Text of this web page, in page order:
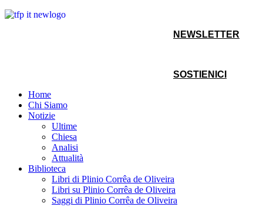
NEWSLETTER
SOSTIENICI
Home
Chi Siamo
Notizie
Ultime
Chiesa
Analisi
Attualità
Biblioteca
Libri di Plinio Corrêa de Oliveira
Libri su Plinio Corrêa de Oliveira
Saggi di Plinio Corrêa de Oliveira